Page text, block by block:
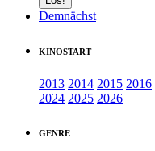
Demnächst
KINOSTART
2013 2014 2015 2016
2024 2025 2026
GENRE